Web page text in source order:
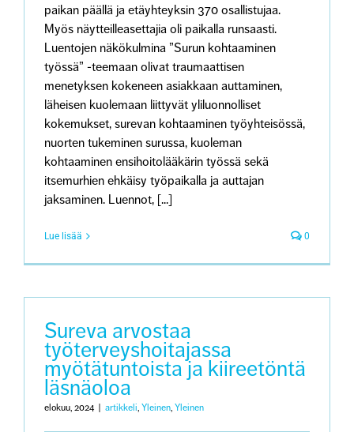
paikan päällä ja etäyhteyksin 370 osallistujaa.
Myös näytteilleasettajia oli paikalla runsaasti.
Luentojen näkökulmina ”Surun kohtaaminen
työssä” -teemaan olivat traumaattisen
menetyksen kokeneen asiakkaan auttaminen,
läheisen kuolemaan liittyvät yliluonnolliset
kokemukset, surevan kohtaaminen työyhteisössä,
nuorten tukeminen surussa, kuoleman
kohtaaminen ensihoitolääkärin työssä sekä
itsemurhien ehkäisy työpaikalla ja auttajan
jaksaminen. Luennot, [...]
Lue lisää 0
Sureva arvostaa
työterveyshoitajassa
myötätuntoista ja kiireetöntä
läsnäoloa
elokuu, 2024 artikkeli, Yleinen, Yleinen